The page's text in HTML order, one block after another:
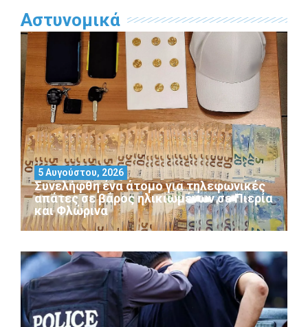
Αστυνομικά
Συνελήφθη ένα άτομο για τηλεφωνικές
απάτες σε βάρος ηλικιωμένων σε Πιερία
και Φλώρινα
5 Αυγούστου, 2026